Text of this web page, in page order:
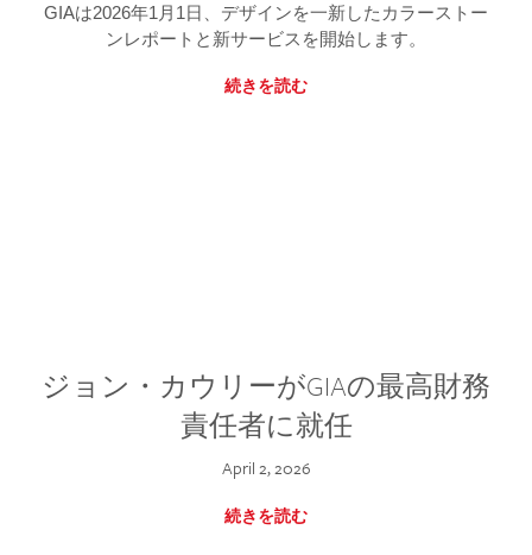
GIAは2026年1月1日、デザインを一新したカラーストー
ンレポートと新サービスを開始します。
続きを読む
ジョン・カウリーがGIAの最高財務
責任者に就任
April 2, 2026
続きを読む